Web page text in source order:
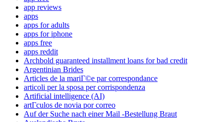
app reviews
apps
apps for adults
apps for iphone
apps free
apps reddit
Archbold guaranteed installment loans for bad credit
Argentinian Brides
Articles de la mariГ©e par correspondance
articoli per la sposa per corrispondenza
Artificial intelligence (AI)
artГ­culos de novia por correo
Auf der Suche nach einer Mail -Bestellung Braut